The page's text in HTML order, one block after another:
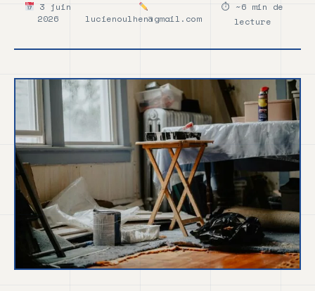
3 juin
2026
lucienoulhen@gmail.com
⏱ ~6 min de
lecture